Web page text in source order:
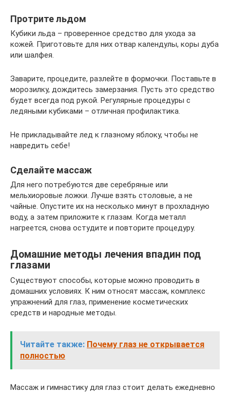
Протрите льдом
Кубики льда – проверенное средство для ухода за
кожей. Приготовьте для них отвар календулы, коры дуба
или шалфея.
Заварите, процедите, разлейте в формочки. Поставьте в
морозилку, дождитесь замерзания. Пусть это средство
будет всегда под рукой. Регулярные процедуры с
ледяными кубиками – отличная профилактика.
Не прикладывайте лед к глазному яблоку, чтобы не
навредить себе!
Сделайте массаж
Для него потребуются две серебряные или
мельхиоровые ложки. Лучше взять столовые, а не
чайные. Опустите их на несколько минут в прохладную
воду, а затем приложите к глазам. Когда металл
нагреется, снова остудите и повторите процедуру.
Домашние методы лечения впадин под
глазами
Существуют способы, которые можно проводить в
домашних условиях. К ним относят массаж, комплекс
упражнений для глаз, применение косметических
средств и народные методы.
Читайте также: Почему глаз не открывается
полностью
Массаж и гимнастику для глаз стоит делать ежедневно